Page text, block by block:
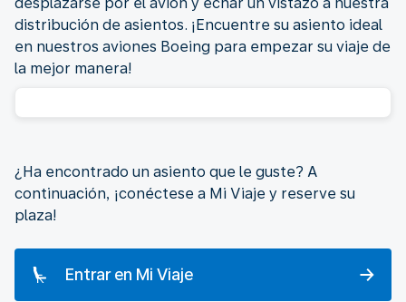
distribución de asientos. ¡Encuentre su asiento ideal
en nuestros aviones Boeing para empezar su viaje de
la mejor manera!
¿Ha encontrado un asiento que le guste? A
continuación, ¡conéctese a Mi Viaje y reserve su
plaza!
Entrar en Mi Viaje